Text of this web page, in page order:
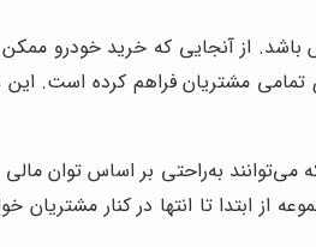
از آنجایی که خرید خودرو
تمامی مشتریان فراهم کرده است.
به‌راحتی بر اساس توان مالی
ابتدا تا انتها در کنار مشتریان